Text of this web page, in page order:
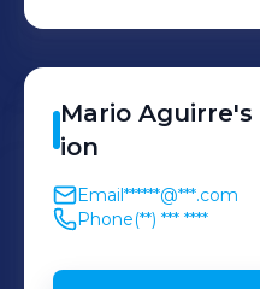
Mario Aguirre's
ion
Email******@***.com
Phone(**) *** ****